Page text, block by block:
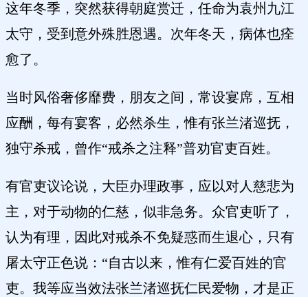
这年冬季，突然获得朝庭赏迁，任命为袁州九江
太守，受到意外殊胜恩遇。次年冬天，病体也痊
愈了。
当时风俗奢侈靡费，朋友之间，常设宴席，互相
应酬，每有宴客，必然杀生，惟有张兰渚巡抚，
独守杀戒，曾作“戒杀之注释”普劝官吏百姓。
有官吏议论说，大臣办理政事，应以对人慈悲为
主，对于动物的仁慈，似非急务。众官吏听了，
认为有理，因此对戒杀不免疑惑而生退心，只有
屠太守正色说：“自古以来，惟有仁爱百姓的官
吏。我等应当效法张兰渚巡抚仁民爱物，才是正